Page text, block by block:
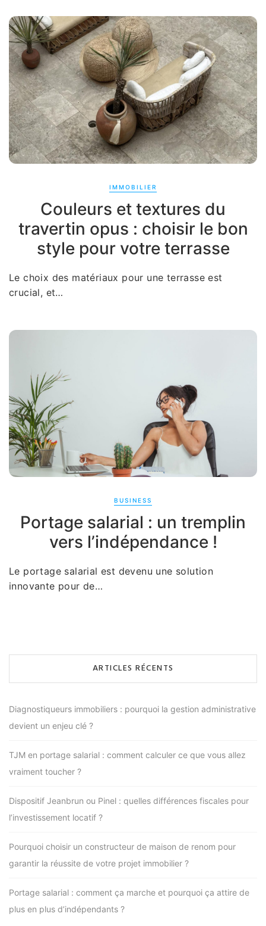
IMMOBILIER
Couleurs et textures du
travertin opus : choisir le bon
style pour votre terrasse
Le choix des matériaux pour une terrasse est
crucial, et…
BUSINESS
Portage salarial : un tremplin
vers l’indépendance !
Le portage salarial est devenu une solution
innovante pour de…
ARTICLES RÉCENTS
Diagnostiqueurs immobiliers : pourquoi la gestion administrative
devient un enjeu clé ?
TJM en portage salarial : comment calculer ce que vous allez
vraiment toucher ?
Dispositif Jeanbrun ou Pinel : quelles différences fiscales pour
l’investissement locatif ?
Pourquoi choisir un constructeur de maison de renom pour
garantir la réussite de votre projet immobilier ?
Portage salarial : comment ça marche et pourquoi ça attire de
plus en plus d’indépendants ?